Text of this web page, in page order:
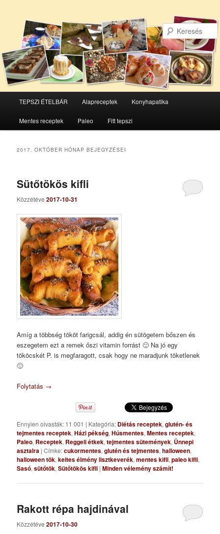
Tovább
az
elsődleges
Tovább
a
másodlagos
TEPSZI ÉTELBÁR Alapreceptek Konyhapatika
Mentes receptek Paleo Fitt tepszi
2017. OKTÓBER HÓNAP BEJEGYZÉSEI
Sütőtökös kifli
Közzétéve2017-10-31
Amíg a többség tököt farigcsál, addig én sütögetem bőszen és
eszegetem ezt a remek őszi vitamin forrást 🙂 Na jó egy
tököcskét P. is megfaragott, csak hogy ne maradjunk töketlenek
🙂
Folytatás →
Ennyien olvasták: 11 001 | Kategória: Diétás receptek,glutén- és
tejmentes receptek,Házi pékség,Húsmentes,Mentes receptek,
Paleo, Receptek, Reggeli étkek,tejmentes sütemények, Ünnepi
asztalra |Címke:cukormentes,glutén és tejmentes,halloween,
halloween tök,keltes élmény lisztkeverék,mentes kifli,paleo kifli,
Sasó,sütőtök,Sütőtökös kifli |Minden vélemény számít!
Rakott répa hajdinával
Közzétéve2017-10-30